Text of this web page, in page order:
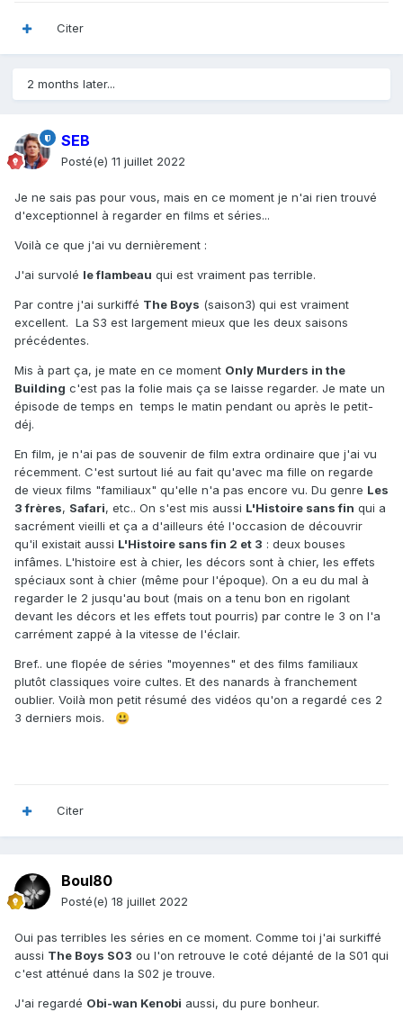
Citer
2 months later...
SEB
Posté(e) 11 juillet 2022
Je ne sais pas pour vous, mais en ce moment je n'ai rien trouvé
d'exceptionnel à regarder en films et séries...
Voilà ce que j'ai vu dernièrement :
J'ai survolé le flambeau qui est vraiment pas terrible.
Par contre j'ai surkiffé The Boys (saison3) qui est vraiment
excellent. La S3 est largement mieux que les deux saisons
précédentes.
Mis à part ça, je mate en ce moment Only Murders in the
Building c'est pas la folie mais ça se laisse regarder. Je mate un
épisode de temps en temps le matin pendant ou après le petit-
déj.
En film, je n'ai pas de souvenir de film extra ordinaire que j'ai vu
récemment. C'est surtout lié au fait qu'avec ma fille on regarde
de vieux films "familiaux" qu'elle n'a pas encore vu. Du genre Les
3 frères, Safari, etc.. On s'est mis aussi L'Histoire sans fin qui a
sacrément vieilli et ça a d'ailleurs été l'occasion de découvrir
qu'il existait aussi L'Histoire sans fin 2 et 3 : deux bouses
infâmes. L'histoire est à chier, les décors sont à chier, les effets
spéciaux sont à chier (même pour l'époque). On a eu du mal à
regarder le 2 jusqu'au bout (mais on a tenu bon en rigolant
devant les décors et les effets tout pourris) par contre le 3 on l'a
carrément zappé à la vitesse de l'éclair.
Bref.. une flopée de séries "moyennes" et des films familiaux
plutôt classiques voire cultes. Et des nanards à franchement
oublier. Voilà mon petit résumé des vidéos qu'on a regardé ces 2
3 derniers mois.
😃
Citer
Boul80
Posté(e) 18 juillet 2022
Oui pas terribles les séries en ce moment. Comme toi j'ai surkiffé
aussi The Boys S03 ou l'on retrouve le coté déjanté de la S01 qui
c'est atténué dans la S02 je trouve.
J'ai regardé Obi-wan Kenobi aussi, du pure bonheur.